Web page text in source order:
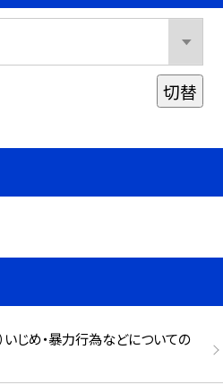
切替
じめ・暴力行為などについての